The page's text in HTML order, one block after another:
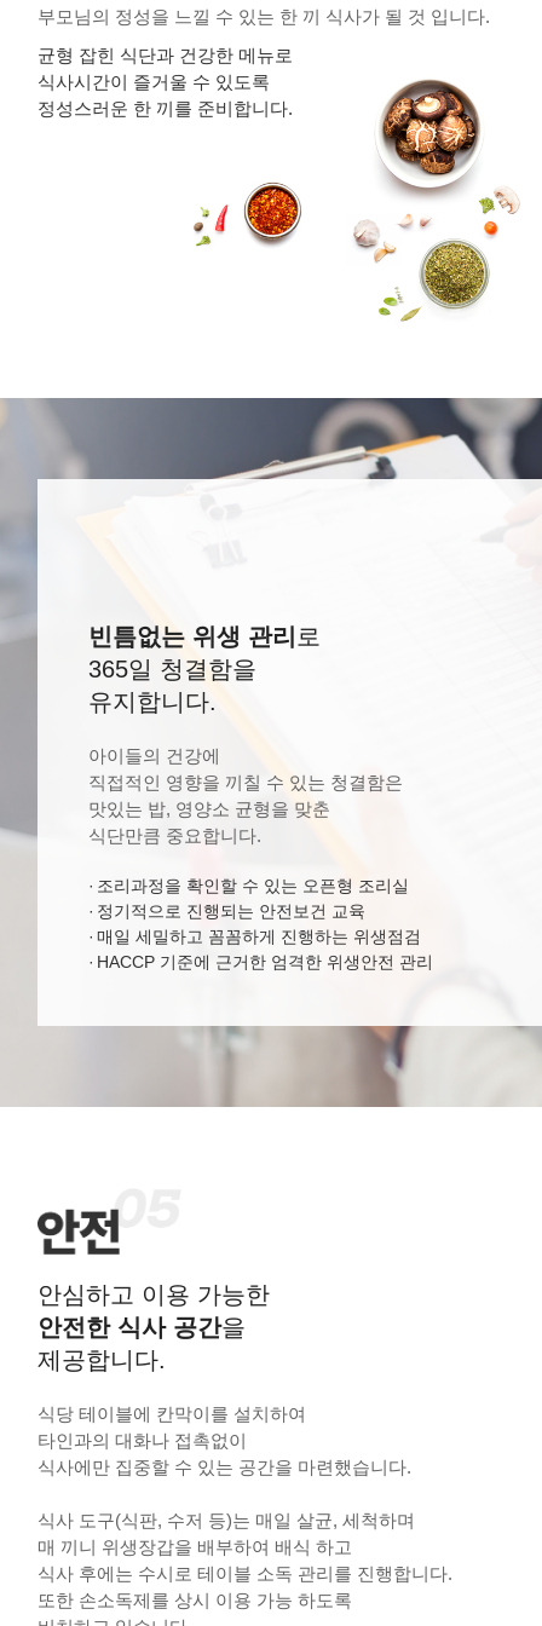
부모님의 정성을 느낄 수 있는 한 끼 식사가 될 것 입니다.
균형 잡힌 식단과 건강한 메뉴로
식사시간이 즐거울 수 있도록
정성스러운 한 끼를 준비합니다.
빈틈없는 위생 관리 로
365일 청결함을
유지합니다.
아이들의 건강에
직접적인 영향을 끼칠 수 있는 청결함은
맛있는 밥, 영양소 균형을 맞춘
식단만큼 중요합니다.
조리과정을 확인할 수 있는 오픈형 조리실
정기적으로 진행되는 안전보건 교육
매일 세밀하고 꼼꼼하게 진행하는 위생점검
HACCP 기준에 근거한 엄격한 위생안전 관리
안심하고 이용 가능한
안전한 식사 공간을
제공합니다.
식당 테이블에 칸막이를 설치하여
타인과의 대화나 접촉없이
식사에만 집중할 수 있는 공간을 마련했습니다.
식사 도구(식판, 수저 등)는 매일 살균, 세척하며
매 끼니 위생장갑을 배부하여 배식 하고
식사 후에는 수시로 테이블 소독 관리를 진행합니다.
또한 손소독제를 상시 이용 가능 하도록